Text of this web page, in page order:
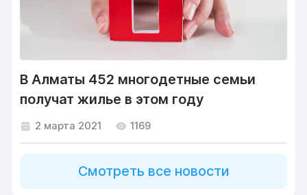
В Алматы 452 многодетные семьи
получат жилье в этом году
2 марта 2021 1169
Смотреть все новости